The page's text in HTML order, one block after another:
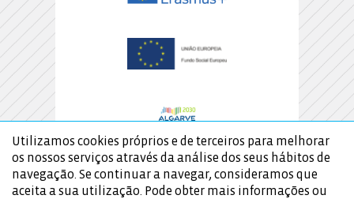
Utilizamos cookies próprios e de terceiros para melhorar
os nossos serviços através da análise dos seus hábitos de
navegação. Se continuar a navegar, consideramos que
aceita a sua utilização. Pode obter mais informações ou